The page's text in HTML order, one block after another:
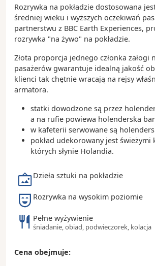
Las Olas Boulevard –
pełna sklepów, galerii i kawiarni
Rejs po kanałach Fort Lauderdale –
sposób na podziwianie luksusowych
Park Narodowy Everglades –
bagienny zamieszkiwany przez
wiele gatunków ptaków
Ciekawostki:
Fort Lauderdale posiada ponad
śródlądowych dróg wodnych,
nazywane jest „Wenecją Ameryki”
Port Everglades należy do
najbardziej ruchliwych portów
Miasto jest jednym z
żeglarskich i jachtowych w Stanach
Rozrywka na pokładzie dostosowana
średniej wieku i wyższych oczekiwań
partnerstwu z BBC Earth Experiences,
rozrywka "na żywo" na pokładzie.
Złota proporcja jednego członka załogi
pasażerów gwarantuje idealną jakość
klienci tak chętnie wracają na rejsy
armatora.
statki dowodzone są przez
a na rufie powiewa holenderska
w kafeterii serwowane są
pokład udekorowany jest świeżymi
których słynie Holandia.
Dzieła sztuki na pokładzie
Rozrywka na wysokim poziomie
Pełne wyżywienie
śniadanie, obiad, podwieczorek, kolacja
Cena obejmuje: